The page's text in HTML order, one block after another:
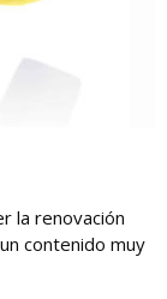
la renovación
contenido muy